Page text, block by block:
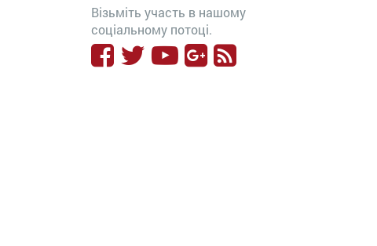
Візьміть участь в нашому
соціальному потоці.